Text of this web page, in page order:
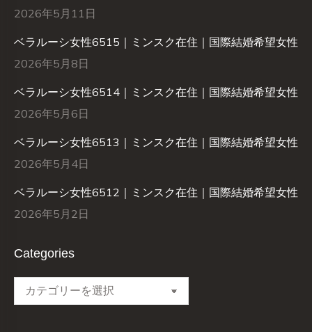
2026年5月11日
ベラルーシ女性6515｜ミンスク在住｜国際結婚希望女性
2026年5月8日
ベラルーシ女性6514｜ミンスク在住｜国際結婚希望女性
2026年5月6日
ベラルーシ女性6513｜ミンスク在住｜国際結婚希望女性
2026年5月4日
ベラルーシ女性6512｜ミンスク在住｜国際結婚希望女性
2026年5月2日
Categories
Categories